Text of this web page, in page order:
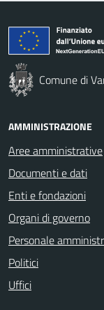
Comune di
AMMINISTRAZIONE
Aree amministrative
Documenti e dati
Enti e fondazioni
Organi di governo
Personale
Politici
Uffici